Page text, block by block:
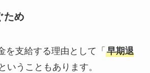
ため
を支給する理由として「 早期退
いうこともあります。